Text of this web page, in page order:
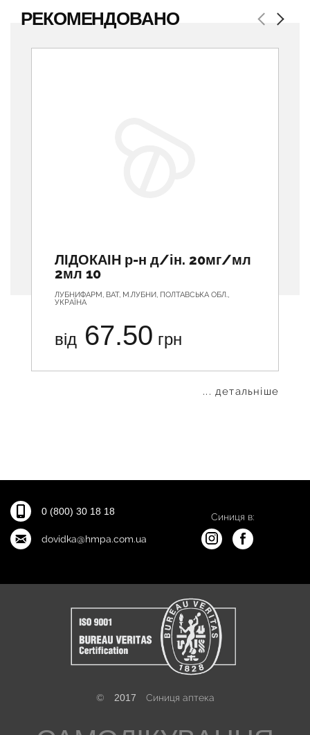
РЕКОМЕНДОВАНО Previous
ЛІДОКАІН р-н д/ін. 20мг/мл
2мл 10
ЛУБНИФАРМ, ВАТ, М.ЛУБНИ, ПОЛТАВСЬКА ОБЛ.,
УКРАЇНА
від 67.50 грн
... детальніше
Next
0 (800) 30 18 18
dovidka@hmpa.com.ua
Синиця в:
© 2017 Синиця аптека